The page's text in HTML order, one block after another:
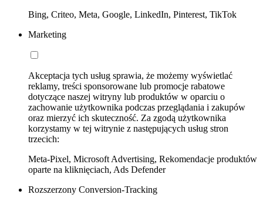
Bing, Criteo, Meta, Google, LinkedIn, Pinterest, TikTok
Marketing
Akceptacja tych usług sprawia, że możemy wyświetlać
reklamy, treści sponsorowane lub promocje rabatowe
dotyczące naszej witryny lub produktów w oparciu o
zachowanie użytkownika podczas przeglądania i zakupów
oraz mierzyć ich skuteczność. Za zgodą użytkownika
korzystamy w tej witrynie z następujących usług stron
trzecich:
Meta-Pixel, Microsoft Advertising, Rekomendacje produktów
oparte na kliknięciach, Ads Defender
Rozszerzony Conversion-Tracking